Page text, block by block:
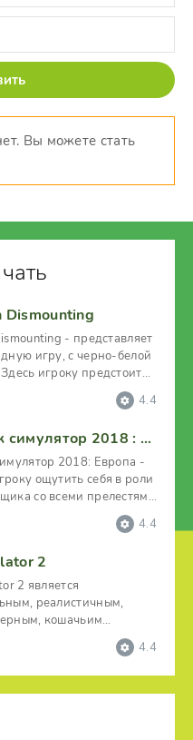
Вы можете стать
Dismounting
- представляет
игру, с черно-белой
игроку предстоит
4.4
Грузовик симулятор 2018 : Европа
2018: Европа -
ощутить себя в роли
со всеми прелестями
4.4
2
2 является
реалистичным,
кошачьим
Погрузитесь в
4.4